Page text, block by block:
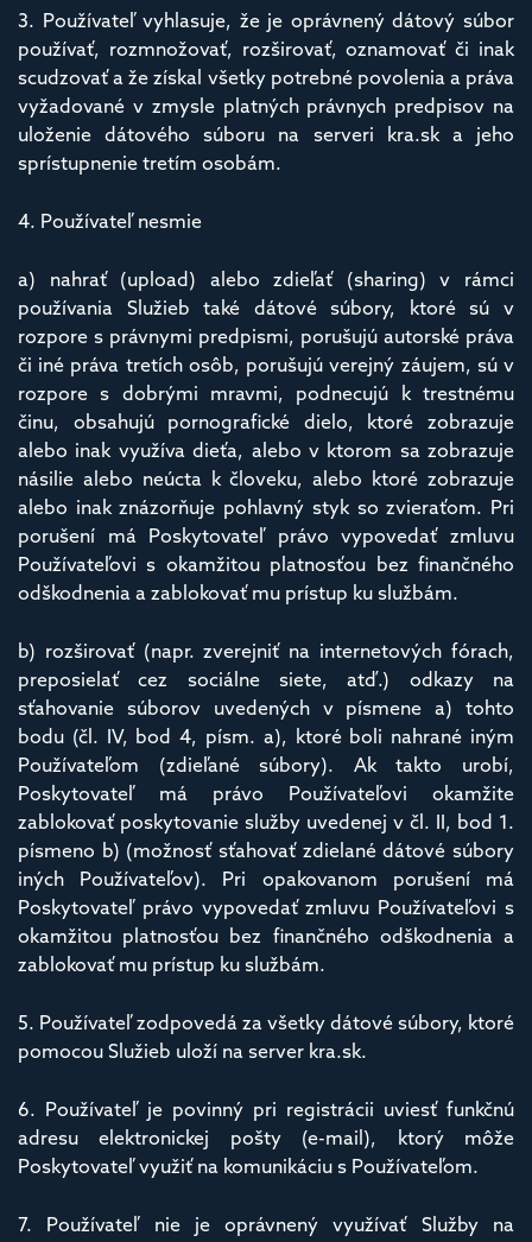
3. Používateľ vyhlasuje, že je oprávnený dátový súbor
používať, rozmnožovať, rozširovať, oznamovať či inak
scudzovať a že získal všetky potrebné povolenia a práva
vyžadované v zmysle platných právnych predpisov na
uloženie dátového súboru na serveri kra.sk a jeho
sprístupnenie tretím osobám.
4. Používateľ nesmie
a) nahrať (upload) alebo zdieľať (sharing) v rámci
používania Služieb také dátové súbory, ktoré sú v
rozpore s právnymi predpismi, porušujú autorské práva
či iné práva tretích osôb, porušujú verejný záujem, sú v
rozpore s dobrými mravmi, podnecujú k trestnému
činu, obsahujú pornografické dielo, ktoré zobrazuje
alebo inak využíva dieťa, alebo v ktorom sa zobrazuje
násilie alebo neúcta k človeku, alebo ktoré zobrazuje
alebo inak znázorňuje pohlavný styk so zvieraťom. Pri
porušení má Poskytovateľ právo vypovedať zmluvu
Používateľovi s okamžitou platnosťou bez finančného
odškodnenia a zablokovať mu prístup ku službám.
b) rozširovať (napr. zverejniť na internetových fórach,
preposielať cez sociálne siete, atď.) odkazy na
sťahovanie súborov uvedených v písmene a) tohto
bodu (čl. IV, bod 4, písm. a), ktoré boli nahrané iným
Používateľom (zdieľané súbory). Ak takto urobí,
Poskytovateľ má právo Používateľovi okamžite
zablokovať poskytovanie služby uvedenej v čl. II, bod 1.
písmeno b) (možnosť sťahovať zdielané dátové súbory
iných Používateľov). Pri opakovanom porušení má
Poskytovateľ právo vypovedať zmluvu Používateľovi s
okamžitou platnosťou bez finančného odškodnenia a
zablokovať mu prístup ku službám.
5. Používateľ zodpovedá za všetky dátové súbory, ktoré
pomocou Služieb uloží na server kra.sk.
6. Používateľ je povinný pri registrácii uviesť funkčnú
adresu elektronickej pošty (e-mail), ktorý môže
Poskytovateľ využiť na komunikáciu s Používateľom.
7. Používateľ nie je oprávnený využívať Služby na